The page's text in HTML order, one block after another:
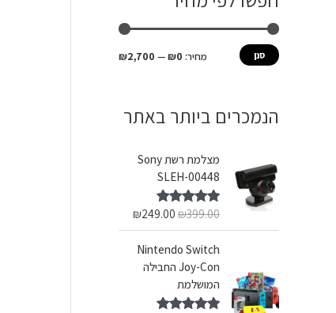
ר
סנן מחיר: ₪0
—
₪2,700
הנמכרים ביותר באתר
מצלמת רשת Sony
SLEH-00448
דורג5.00
₪399.00
₪249.00
Nintendo Switch
Joy-Con החבילה
המושלמת